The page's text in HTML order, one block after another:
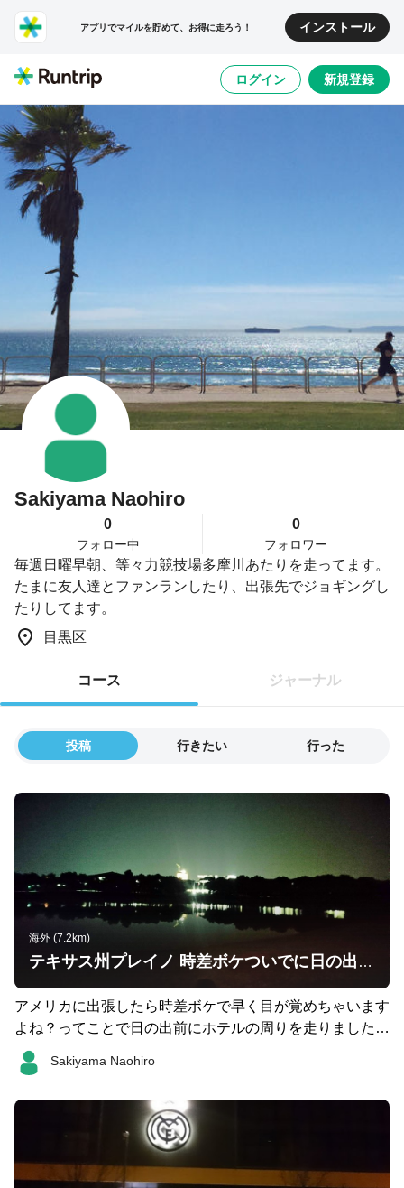
アプリでマイルを貯めて、お得に走ろう！ インストール
ログイン 新規登録
Sakiyama Naohiro
0
フォロー中
0
フォロワー
毎週日曜早朝、等々力競技場多摩川あたりを走ってます。
たまに友人達とファンランしたり、出張先でジョギングし
たりしてます。
目黒区
コース ジャーナル
投稿 行きたい 行った
海外 (7.2km)
テキサス州プレイノ 時差ボケついでに日の出ラン
アメリカに出張したら時差ボケで早く目が覚めちゃいます
よね？ってことで日の出前にホテルの周りを走りました。
Ｔ自動車の北米本社の周りや小さな池がある公園をグルリ
と回って7.2km。 暗いので、くれぐれも車にご注意くださ
Sakiyama Naohiro